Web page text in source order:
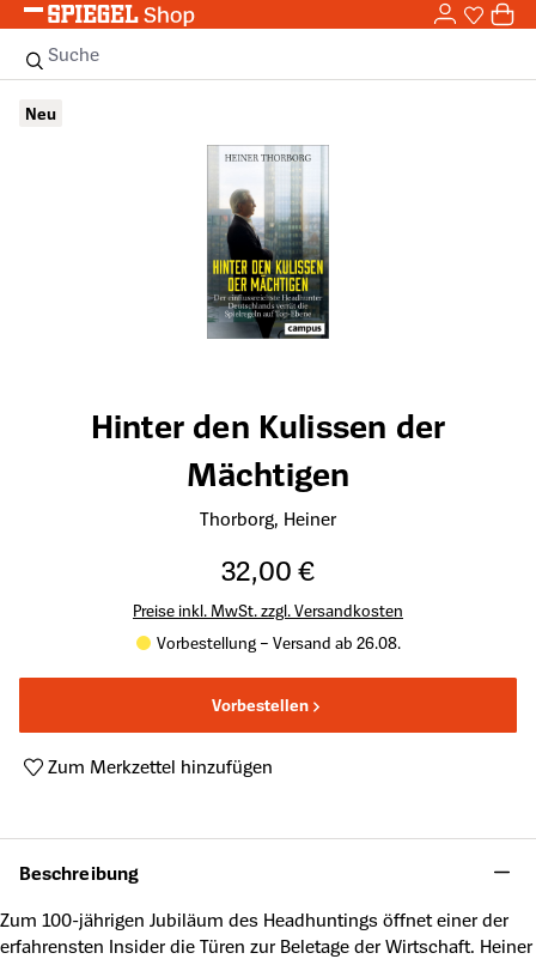
Zum Hauptinhalt springen 0
Suche
Neu
Hinter den Kulissen der
Mächtigen
Thorborg, Heiner
32,00 €
Preise inkl. MwSt. zzgl. Versandkosten
Vorbestellung – Versand ab 26.08.
Vorbestellen
Zum Merkzettel hinzufügen
Beschreibung
Zum 100-jährigen Jubiläum des Headhuntings öffnet einer der
erfahrensten Insider die Türen zur Beletage der Wirtschaft. Heiner